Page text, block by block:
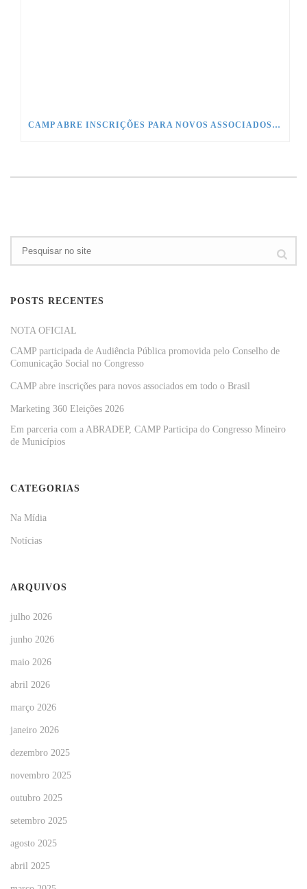
CAMP ABRE INSCRIÇÕES PARA NOVOS ASSOCIADOS EM TODO O BRASIL
POSTS RECENTES
NOTA OFICIAL
CAMP participada de Audiência Pública promovida pelo Conselho de
Comunicação Social no Congresso
CAMP abre inscrições para novos associados em todo o Brasil
Marketing 360 Eleições 2026
Em parceria com a ABRADEP, CAMP Participa do Congresso Mineiro
de Municípios
CATEGORIAS
Na Mídia
Notícias
ARQUIVOS
julho 2026
junho 2026
maio 2026
abril 2026
março 2026
janeiro 2026
dezembro 2025
novembro 2025
outubro 2025
setembro 2025
agosto 2025
abril 2025